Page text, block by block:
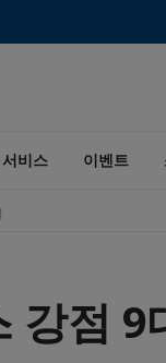
비스 이벤트
강점 9